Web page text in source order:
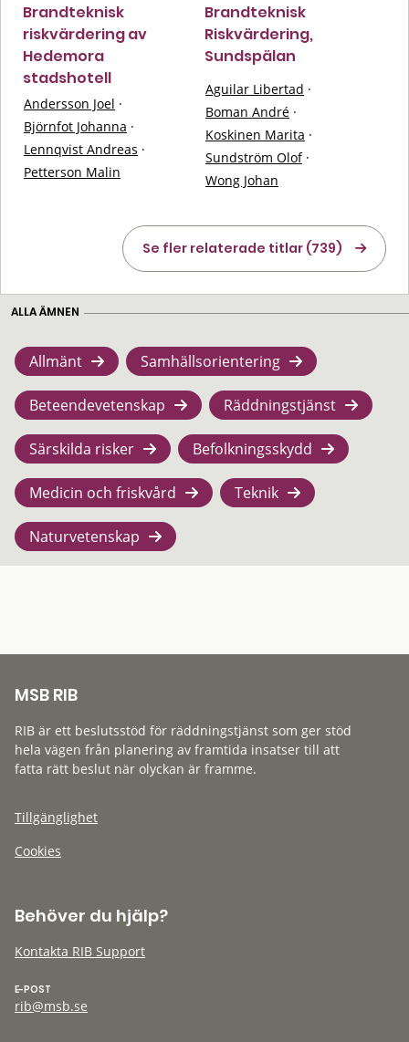
Brandteknisk
riskvärdering av
Hedemora
stadshotell
Andersson Joel ·
Björnfot Johanna ·
Lennqvist Andreas ·
Petterson Malin
Brandteknisk
Riskvärdering,
Sundspälan
Aguilar Libertad ·
Boman André ·
Koskinen Marita ·
Sundström Olof ·
Wong Johan
Se fler relaterade titlar (739)
ALLA ÄMNEN
Allmänt Samhällsorientering
Beteendevetenskap Räddningstjänst
Särskilda risker Befolkningsskydd
Medicin och friskvård Teknik
Naturvetenskap
MSB RIB
RIB är ett beslutsstöd för räddningstjänst som ger stöd
hela vägen från planering av framtida insatser till att
fatta rätt beslut när olyckan är framme.
Tillgänglighet
Cookies
Behöver du hjälp?
Kontakta RIB Support
E-POST
rib@msb.se